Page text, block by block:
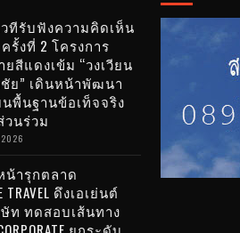
ทีรับฟังความคิดเห็น
รั้งที่ 2 โครงการ
สีแดงเข้ม “วงเวียน
ย” เดินหน้าพัฒนา
พื้นฐานข้อเท็จจริง
วนร่วม
2026
น้ารุกตลาด
TRAVEL ดึงเอเย่นต์
ท ทดสอบเส้นทาง